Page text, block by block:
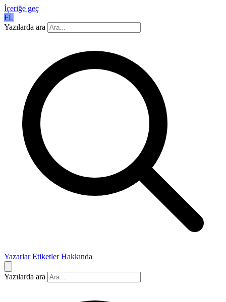
İçeriğe geç
FL
Yazılarda ara
Yazarlar Etiketler Hakkında
Yazılarda ara